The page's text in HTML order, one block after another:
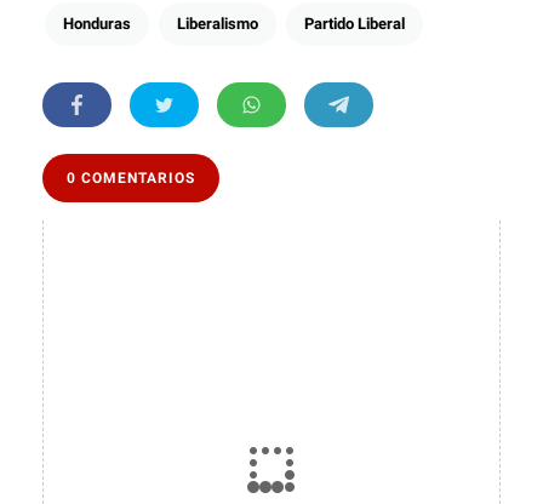
Honduras Liberalismo Partido Liberal
0 COMENTARIOS